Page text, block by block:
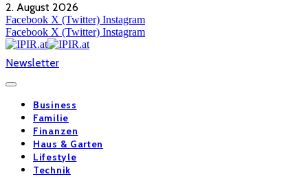
2. August 2026
Facebook X (Twitter) Instagram
Facebook X (Twitter) Instagram
Newsletter
Business
Familie
Finanzen
Haus & Garten
Lifestyle
Technik